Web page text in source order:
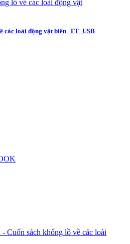
các loài động vật biển_TT_USB